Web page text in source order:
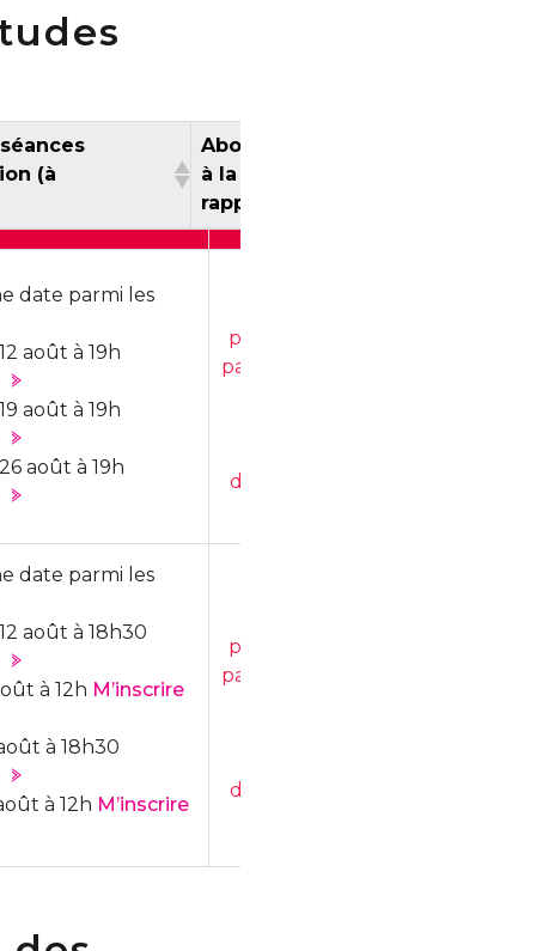
(à
Abonnement
à la liste de
rappel
séances
(à
Abonnement
date parmi les
août à 19h
août à 19h
août à 19h
pour recevoir
par courriel les
d'information
date parmi les
août à 18h30
à 12h M’inscrire
à 18h30
à 12h M’inscrire
pour recevoir
par courriel les
d'information